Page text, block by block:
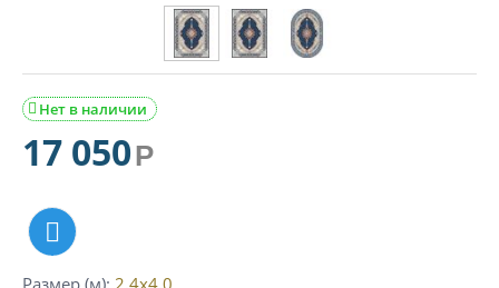
Нет в наличии

17 050Р
Размер (м) 2.4x4.0